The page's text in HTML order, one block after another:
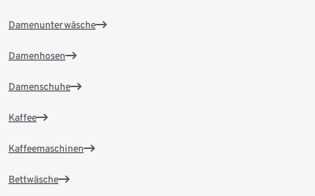
Damenunterwäsche
Damenhosen
Damenschuhe
Kaffee
Kaffeemaschinen
Bettwäsche